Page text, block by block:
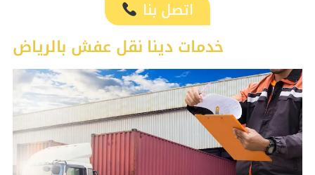
اتصل بنا
خدمات دينا نقل عفش بالرياض